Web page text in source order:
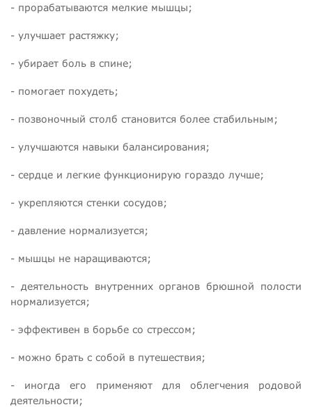
- прорабатываются мелкие мышцы;
- улучшает растяжку;
- убирает боль в спине;
- помогает похудеть;
- позвоночный столб становится более стабильным;
- улучшаются навыки балансирования;
- сердце и легкие функционирую гораздо лучше;
- укрепляются стенки сосудов;
- давление нормализуется;
- мышцы не наращиваются;
- деятельность внутренних органов брюшной полости
нормализуется;
- эффективен в борьбе со стрессом;
- можно брать с собой в путешествия;
- иногда его применяют для облегчения родовой
деятельности;